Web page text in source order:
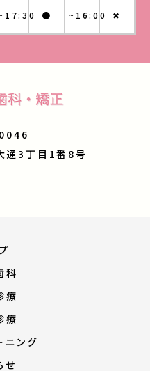
● ~16:00 ✖
通3丁目1番8号
科
療
療
ニング
せ